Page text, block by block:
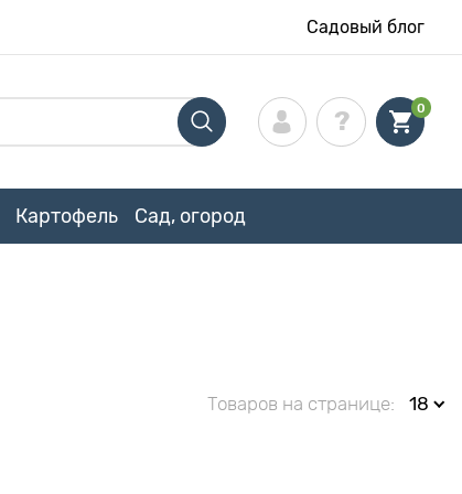
Садовый блог
0
Картофель Сад, огород
Товаров на странице: 18